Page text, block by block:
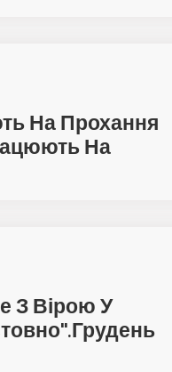
На Прохання
На
З Вірою У